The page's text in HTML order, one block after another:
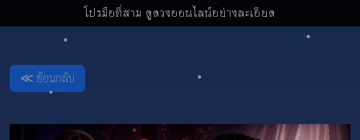
โปรมือที่สาม ดูดวงออนไลน์อย่างละเอียด
≪ ย้อนกลับ